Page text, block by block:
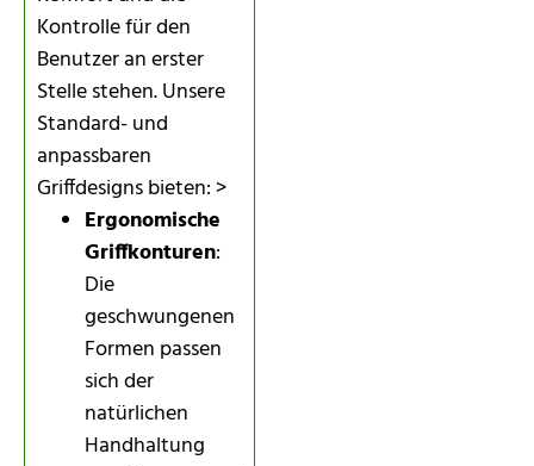
Kontrolle für den
Benutzer an erster
Stelle stehen. Unsere
Standard- und
anpassbaren
Griffdesigns bieten: >
Ergonomische
Griffkonturen:
Die
geschwungenen
Formen passen
sich der
natürlichen
Handhaltung